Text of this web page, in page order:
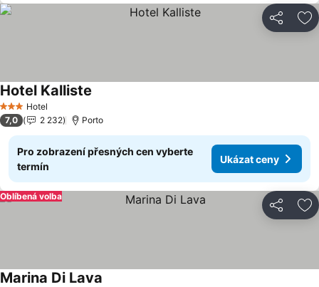
Sdílet
3 Počet hvězdiček
Hotel
Hotel Kalliste
7,0 2 232 Porto
Pro zobrazení přesných cen vyberte
termín
Ukázat ceny
Sdílet
Oblíbená volba
Marina Di Lava